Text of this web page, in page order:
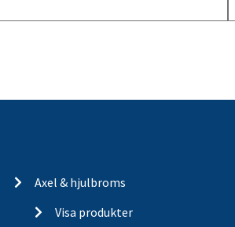
Axel & hjulbroms
Visa produkter